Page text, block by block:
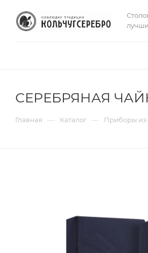
СЕРЕБРЯНАЯ
Главная — Каталог — Приборы из